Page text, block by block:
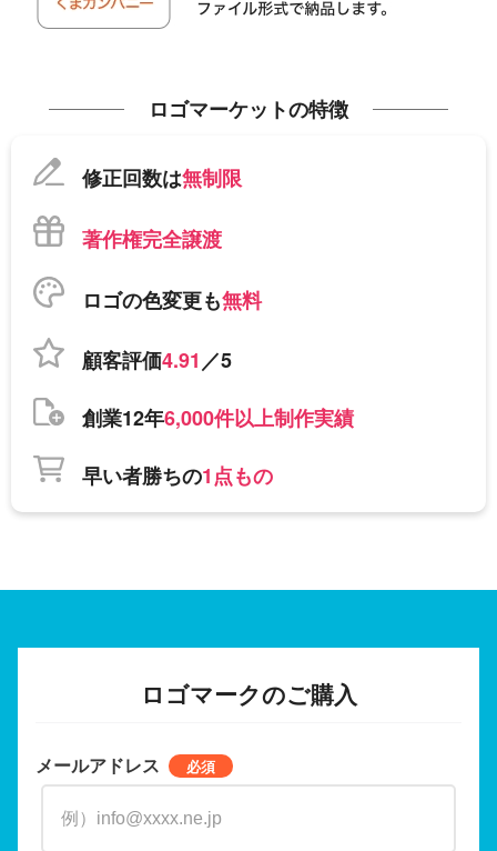
ロゴマーケットの特徴
修正回数は無制限
著作権完全譲渡
ロゴの色変更も無料
顧客評価4.91／5
創業12年6,000件以上制作実績
早い者勝ちの1点もの
ロゴマークのご購入
メールアドレス